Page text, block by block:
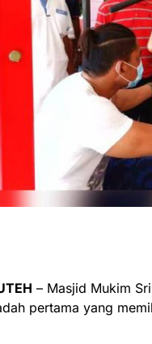
– Masjid Mukim
pertama yang